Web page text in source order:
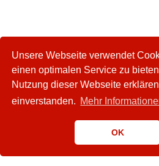
Unsere Webseite verwendet
einen optimalen Service zu
Nutzung dieser Webseite
einverstanden. Mehr
OK